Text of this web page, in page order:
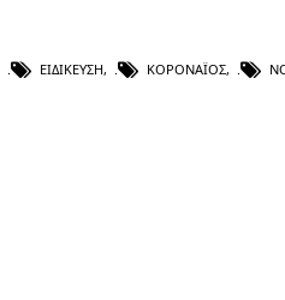
ΕΙΔΊΚΕΥΣΗ, ΚΟΡΟΝΑΪΌΣ,